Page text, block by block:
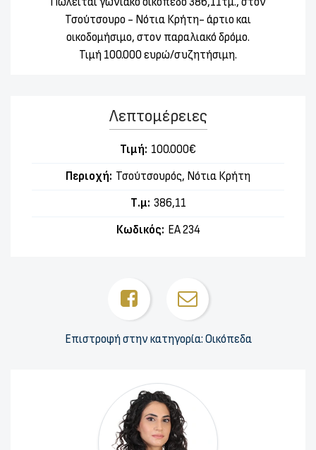
Τσούτσουρο - Νότια Κρήτη- άρτιο και
οικοδομήσιμο, στον παραλιακό δρόμο.
Τιμή 100.000 ευρώ/συζητήσιμη.
Λεπτομέρειες
Τιμή: 100.000€
Περιοχή: Τσούτσουρός, Νότια Κρήτη
Τ.μ: 386,11
Κωδικός: ΕΑ 234
Επιστροφή στην κατηγορία: Οικόπεδα